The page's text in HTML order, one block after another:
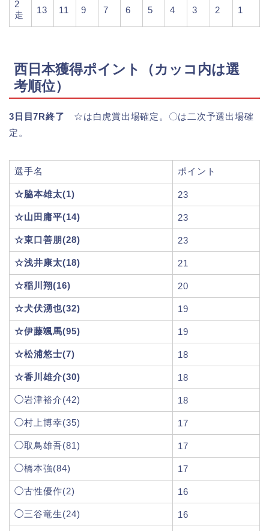
2
走
13 11 9 7 6 5 4 3 2 1
西日本獲得ポイント（カッコ内は選
考順位）
3日目7R終了 ☆は白虎賞出場確定。〇は二次予選出場確
定。
選手名 ポイント
☆脇本雄太(1) 23
☆山田庸平(14) 23
☆東口善朋(28) 23
☆浅井康太(18) 21
☆稲川翔(16) 20
☆犬伏湧也(32) 19
☆伊藤颯馬(95) 19
☆松浦悠士(7) 18
☆香川雄介(30) 18
◯岩津裕介(42) 18
◯村上博幸(35) 17
◯取鳥雄吾(81) 17
◯橋本強(84) 17
◯古性優作(2) 16
◯三谷竜生(24) 16